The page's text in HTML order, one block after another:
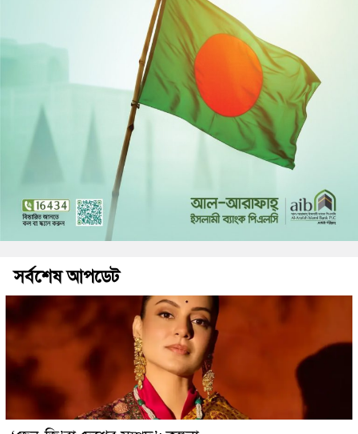
সর্বশেষ আপডেট